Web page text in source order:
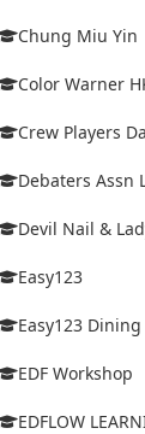
Chung Miu Yin
Color Warner
Crew Players
Debaters Assn
Devil Nail &
Easy123
Easy123
EDF Workshop
EDFLOW